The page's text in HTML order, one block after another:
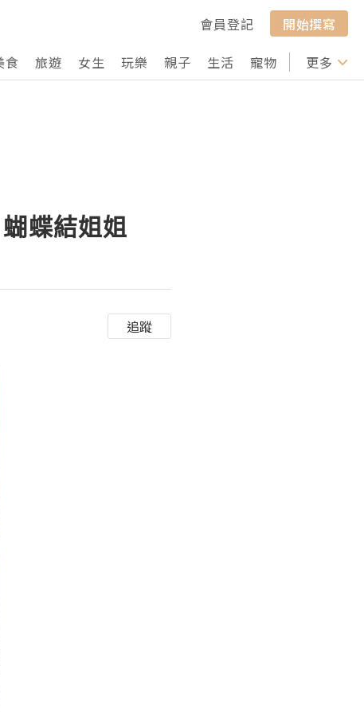
會員登記
開始撰寫
食 旅遊 女生 玩樂 親子 生活 寵物 行山 打卡
更多
蝶結姐姐
追蹤